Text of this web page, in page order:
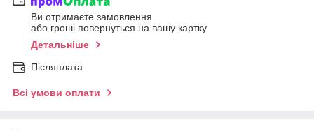
Ви отримаєте замовлення
або гроші повернуться на вашу картку
Детальніше
Післяплата
Всі умови оплати